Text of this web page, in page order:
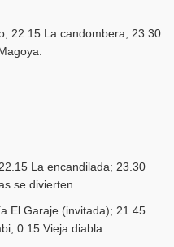
22.15 La candombera; 23.30
La encandilada; 23.30
se divierten.
El Garaje (invitada); 21.45
0.15 Vieja diabla.